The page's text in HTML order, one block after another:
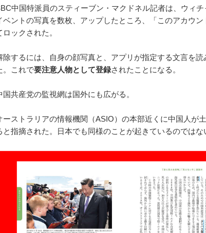
中国特派員のスティーブン・マクドネル記者は、ウィ
ベントの写真を数枚、アップしたところ、「このアカウ
ロックされた。
除するには、自身の顔写真と、アプリが指定する文言を
。これで要注意人物として登録されたことになる。
国共産党の監視網は国外にも広がる。
ーストラリアの情報機関（ASIO）の本部近くに中国人が
と指摘された。日本でも同様のことが起きているのではな